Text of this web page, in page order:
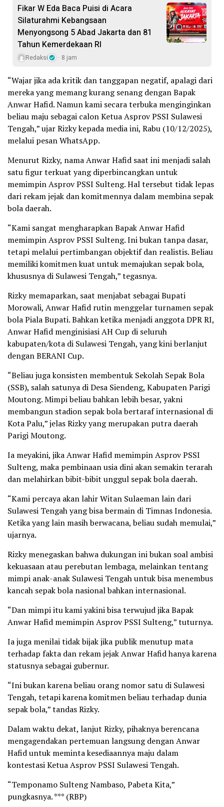
Fikar W Eda Baca Puisi di Acara
Silaturahmi Kebangsaan
Menyongsong 5 Abad Jakarta dan 81
Tahun Kemerdekaan RI
Redaksi 8 jam
“Wajar jika ada kritik dan tanggapan negatif, apalagi dari
mereka yang memang kurang senang dengan Bapak
Anwar Hafid. Namun kami secara terbuka menginginkan
beliau maju sebagai calon Ketua Asprov PSSI Sulawesi
Tengah,” ujar Rizky kepada media ini, Rabu (10/12/2025),
melalui pesan WhatsApp.
Menurut Rizky, nama Anwar Hafid saat ini menjadi salah
satu figur terkuat yang diperbincangkan untuk
memimpin Asprov PSSI Sulteng. Hal tersebut tidak lepas
dari rekam jejak dan komitmennya dalam membina sepak
bola daerah.
“Kami sangat mengharapkan Bapak Anwar Hafid
memimpin Asprov PSSI Sulteng. Ini bukan tanpa dasar,
tetapi melalui pertimbangan objektif dan realistis. Beliau
memiliki komitmen kuat untuk memajukan sepak bola,
khususnya di Sulawesi Tengah,” tegasnya.
Rizky memaparkan, saat menjabat sebagai Bupati
Morowali, Anwar Hafid rutin menggelar turnamen sepak
bola Piala Bupati. Bahkan ketika menjadi anggota DPR RI,
Anwar Hafid menginisiasi AH Cup di seluruh
kabupaten/kota di Sulawesi Tengah, yang kini berlanjut
dengan BERANI Cup.
“Beliau juga konsisten membentuk Sekolah Sepak Bola
(SSB), salah satunya di Desa Siendeng, Kabupaten Parigi
Moutong. Mimpi beliau bahkan lebih besar, yakni
membangun stadion sepak bola bertaraf internasional di
Kota Palu,” jelas Rizky yang merupakan putra daerah
Parigi Moutong.
Ia meyakini, jika Anwar Hafid memimpin Asprov PSSI
Sulteng, maka pembinaan usia dini akan semakin terarah
dan melahirkan bibit-bibit unggul sepak bola daerah.
“Kami percaya akan lahir Witan Sulaeman lain dari
Sulawesi Tengah yang bisa bermain di Timnas Indonesia.
Ketika yang lain masih berwacana, beliau sudah memulai,”
ujarnya.
Rizky menegaskan bahwa dukungan ini bukan soal ambisi
kekuasaan atau perebutan lembaga, melainkan tentang
mimpi anak-anak Sulawesi Tengah untuk bisa menembus
kancah sepak bola nasional bahkan internasional.
“Dan mimpi itu kami yakini bisa terwujud jika Bapak
Anwar Hafid memimpin Asprov PSSI Sulteng,” tuturnya.
Ia juga menilai tidak bijak jika publik menutup mata
terhadap fakta dan rekam jejak Anwar Hafid hanya karena
statusnya sebagai gubernur.
“Ini bukan karena beliau orang nomor satu di Sulawesi
Tengah, tetapi karena komitmen beliau terhadap dunia
sepak bola,” tandas Rizky.
Dalam waktu dekat, lanjut Rizky, pihaknya berencana
mengagendakan pertemuan langsung dengan Anwar
Hafid untuk meminta kesediaannya maju dalam
kontestasi Ketua Asprov PSSI Sulawesi Tengah.
“Temponamo Sulteng Nambaso, Pabeta Kita,”
pungkasnya. *** (RBP)